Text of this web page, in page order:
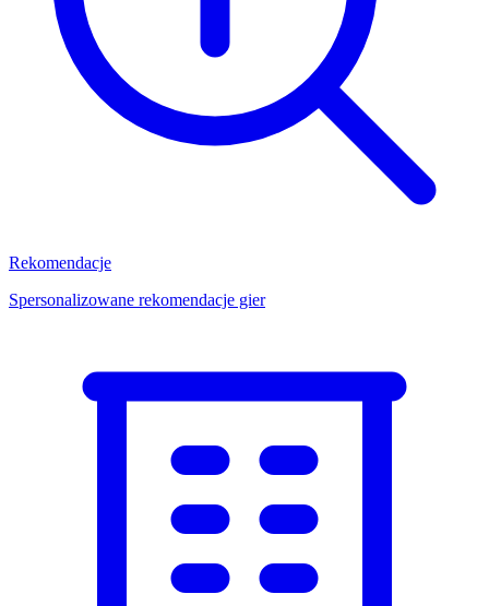
Rekomendacje
Spersonalizowane rekomendacje gier